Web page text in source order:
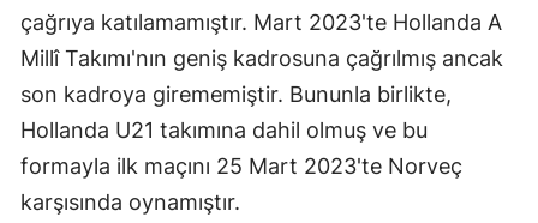
Niğde
Ordu
Sakarya
çağrıya katılamamıştır. Mart 2023'te Hollanda A
Millî Takımı'nın geniş kadrosuna çağrılmış ancak
son kadroya girememiştir. Bununla birlikte,
Hollanda U21 takımına dahil olmuş ve bu
formayla ilk maçını 25 Mart 2023'te Norveç
karşısında oynamıştır.